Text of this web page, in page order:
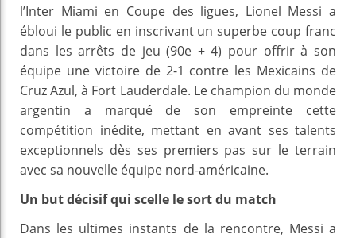
l’Inter Miami en Coupe des ligues, Lionel Messi a
ébloui le public en inscrivant un superbe coup franc
dans les arrêts de jeu (90e + 4) pour offrir à son
équipe une victoire de 2-1 contre les Mexicains de
Cruz Azul, à Fort Lauderdale. Le champion du monde
argentin a marqué de son empreinte cette
compétition inédite, mettant en avant ses talents
exceptionnels dès ses premiers pas sur le terrain
avec sa nouvelle équipe nord-américaine.
Un but décisif qui scelle le sort du match
Dans les ultimes instants de la rencontre, Messi a